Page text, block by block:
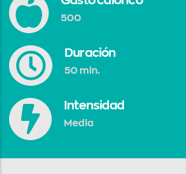
500
Duración
50 min.
Intensidad
Media